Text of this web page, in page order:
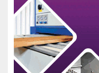
Keluarga
UGM
Nasional untuk